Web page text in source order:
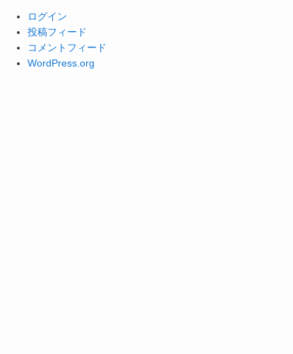
ログイン
投稿フィード
コメントフィード
WordPress.org